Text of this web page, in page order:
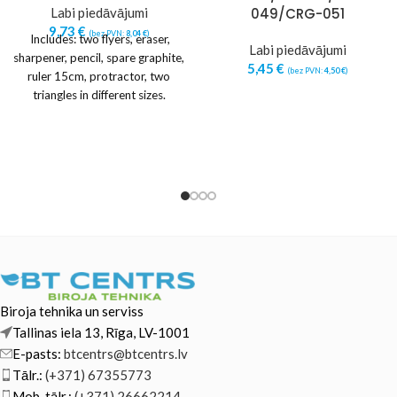
Labi piedāvājumi
9,73 € (bez PVN: 8,04€)
Includes: two flyers, eraser,
sharpener, pencil, spare graphite,
ruler 15cm, protractor, two
triangles in different sizes.
049/CRG-051
Labi piedāvājumi
5,45 € (bez PVN:4,50€)
Biroja tehnika un serviss
Tallinas iela 13, Rīga, LV-1001
E-pasts: btcentrs@btcentrs.lv
Tālr.: (+371) 67355773